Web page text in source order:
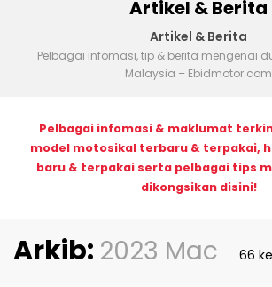
Artikel & Berita
Artikel & Berita
Pelbagai infomasi, tip & berita mengenai
Malaysia – Ebidmotor.com
Pelbagai infomasi & maklumat
model motosikal terbaru & terpakai,
baru & terpakai serta pelbagai tips
dikongsikan disini!
Arkib: 2023 Mac 66